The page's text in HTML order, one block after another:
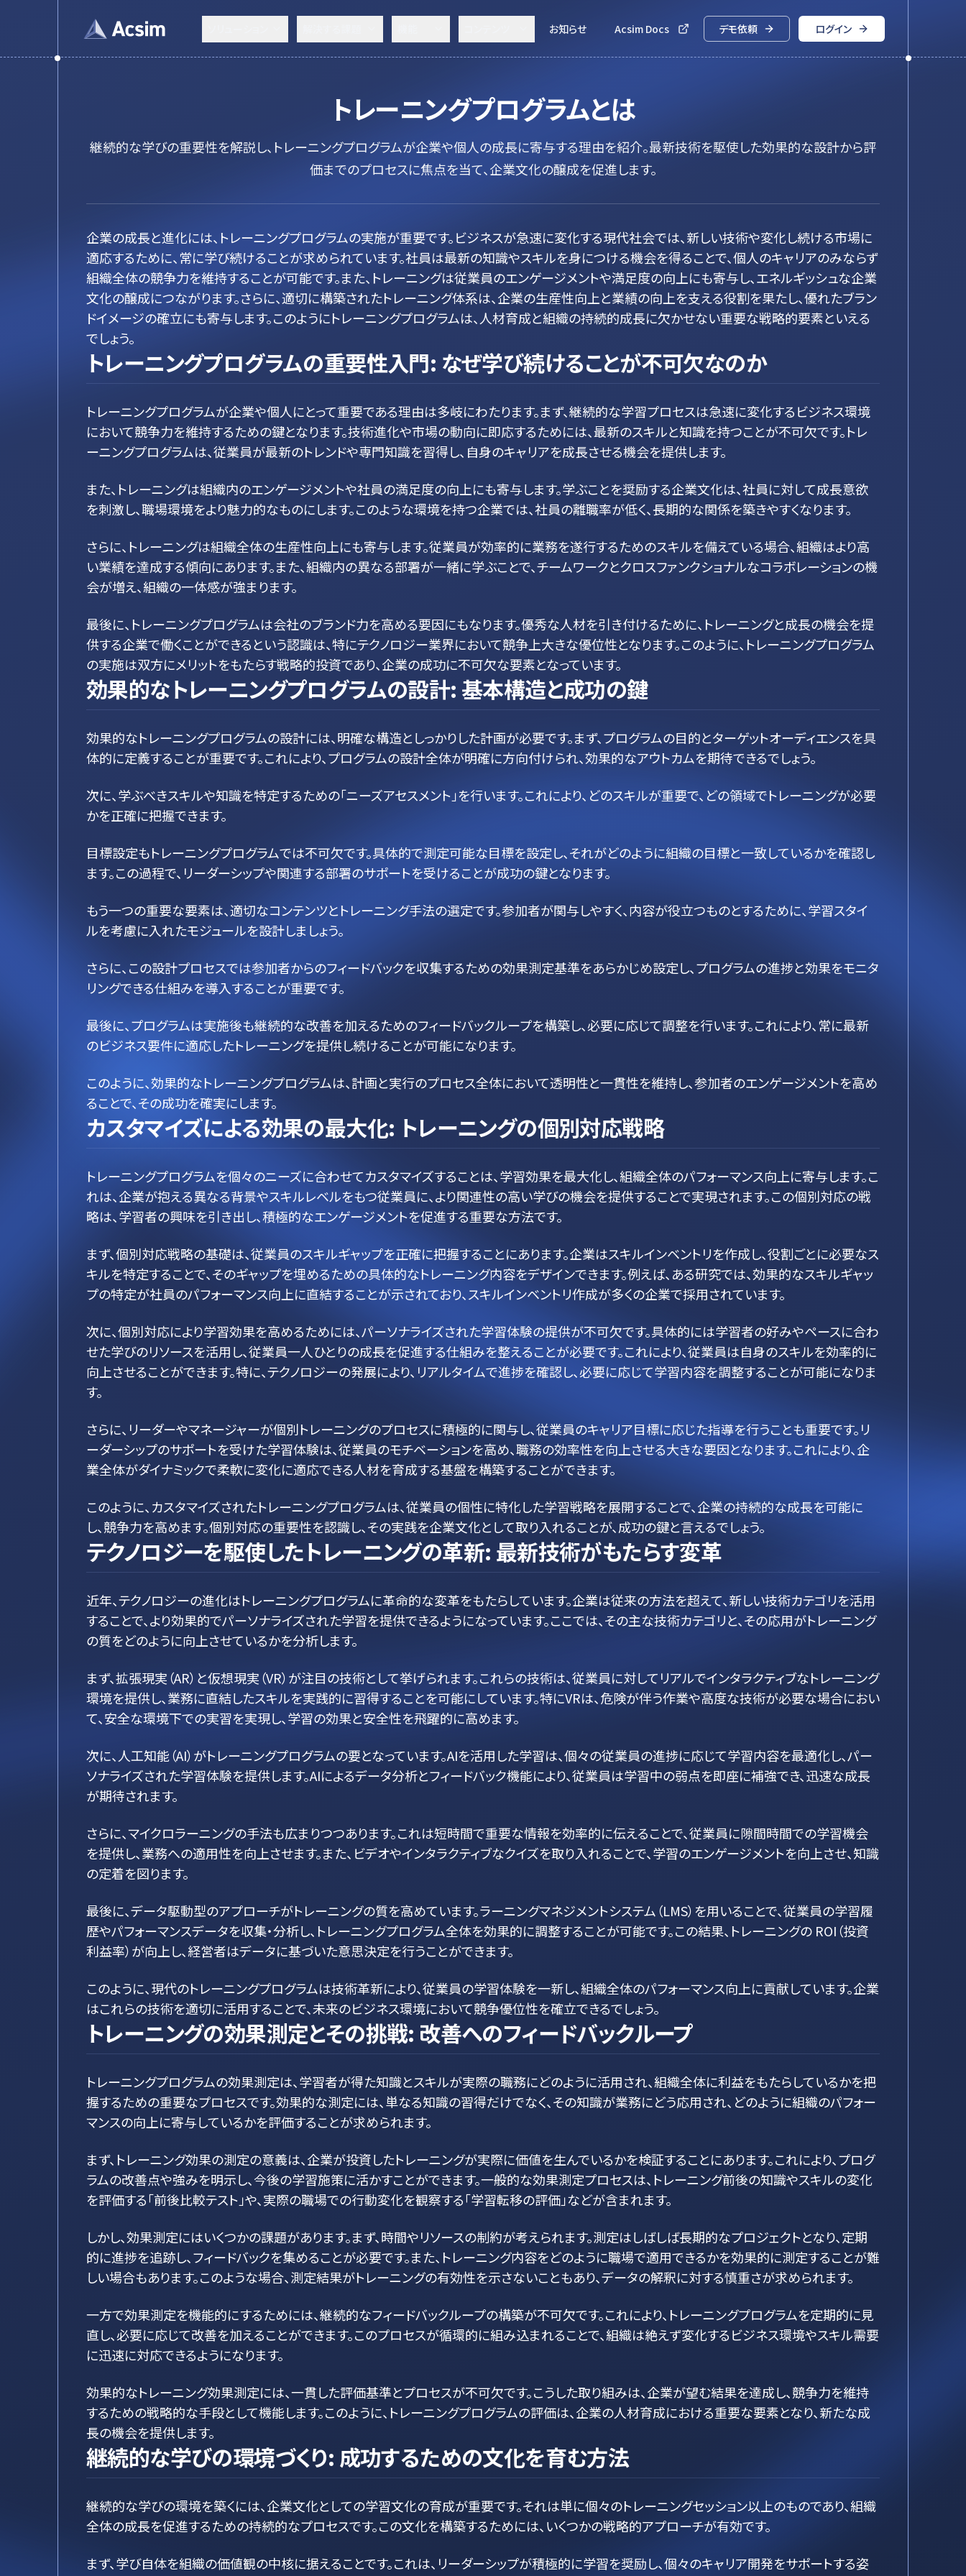
お知らせ Acsim Docs デモ依頼 ログイン
トレーニングプログラムとは
継続的な学びの重要性を解説し、トレーニングプログラムが企業や個人の成長に寄与する理由を紹介。最新技術を駆使した効果的な設計から評
価までのプロセスに焦点を当て、企業文化の醸成を促進します。
企業の成長と進化には、トレーニングプログラムの実施が重要です。ビジネスが急速に変化する現代社会では、新しい技術や変化し続ける市場に
適応するために、常に学び続けることが求められています。社員は最新の知識やスキルを身につける機会を得ることで、個人のキャリアのみならず
組織全体の競争力を維持することが可能です。また、トレーニングは従業員のエンゲージメントや満足度の向上にも寄与し、エネルギッシュな企業
文化の醸成につながります。さらに、適切に構築されたトレーニング体系は、企業の生産性向上と業績の向上を支える役割を果たし、優れたブラン
ドイメージの確立にも寄与します。このようにトレーニングプログラムは、人材育成と組織の持続的成長に欠かせない重要な戦略的要素といえる
でしょう。
トレーニングプログラムの重要性入門: なぜ学び続けることが不可欠なのか
トレーニングプログラムが企業や個人にとって重要である理由は多岐にわたります。まず、継続的な学習プロセスは急速に変化するビジネス環境
において競争力を維持するための鍵となります。技術進化や市場の動向に即応するためには、最新のスキルと知識を持つことが不可欠です。トレ
ーニングプログラムは、従業員が最新のトレンドや専門知識を習得し、自身のキャリアを成長させる機会を提供します。
また、トレーニングは組織内のエンゲージメントや社員の満足度の向上にも寄与します。学ぶことを奨励する企業文化は、社員に対して成長意欲
を刺激し、職場環境をより魅力的なものにします。このような環境を持つ企業では、社員の離職率が低く、長期的な関係を築きやすくなります。
さらに、トレーニングは組織全体の生産性向上にも寄与します。従業員が効率的に業務を遂行するためのスキルを備えている場合、組織はより高
い業績を達成する傾向にあります。また、組織内の異なる部署が一緒に学ぶことで、チームワークとクロスファンクショナルなコラボレーションの機
会が増え、組織の一体感が強まります。
最後に、トレーニングプログラムは会社のブランド力を高める要因にもなります。優秀な人材を引き付けるために、トレーニングと成長の機会を提
供する企業で働くことができるという認識は、特にテクノロジー業界において競争上大きな優位性となります。このように、トレーニングプログラム
の実施は双方にメリットをもたらす戦略的投資であり、企業の成功に不可欠な要素となっています。
効果的なトレーニングプログラムの設計: 基本構造と成功の鍵
効果的なトレーニングプログラムの設計には、明確な構造としっかりした計画が必要です。まず、プログラムの目的とターゲットオーディエンスを具
体的に定義することが重要です。これにより、プログラムの設計全体が明確に方向付けられ、効果的なアウトカムを期待できるでしょう。
次に、学ぶべきスキルや知識を特定するための「ニーズアセスメント」を行います。これにより、どのスキルが重要で、どの領域でトレーニングが必要
かを正確に把握できます。
目標設定もトレーニングプログラムでは不可欠です。具体的で測定可能な目標を設定し、それがどのように組織の目標と一致しているかを確認し
ます。この過程で、リーダーシップや関連する部署のサポートを受けることが成功の鍵となります。
もう一つの重要な要素は、適切なコンテンツとトレーニング手法の選定です。参加者が関与しやすく、内容が役立つものとするために、学習スタイ
ルを考慮に入れたモジュールを設計しましょう。
さらに、この設計プロセスでは参加者からのフィードバックを収集するための効果測定基準をあらかじめ設定し、プログラムの進捗と効果をモニタ
リングできる仕組みを導入することが重要です。
最後に、プログラムは実施後も継続的な改善を加えるためのフィードバックループを構築し、必要に応じて調整を行います。これにより、常に最新
のビジネス要件に適応したトレーニングを提供し続けることが可能になります。
このように、効果的なトレーニングプログラムは、計画と実行のプロセス全体において透明性と一貫性を維持し、参加者のエンゲージメントを高め
ることで、その成功を確実にします。
カスタマイズによる効果の最大化: トレーニングの個別対応戦略
トレーニングプログラムを個々のニーズに合わせてカスタマイズすることは、学習効果を最大化し、組織全体のパフォーマンス向上に寄与します。こ
れは、企業が抱える異なる背景やスキルレベルをもつ従業員に、より関連性の高い学びの機会を提供することで実現されます。この個別対応の戦
略は、学習者の興味を引き出し、積極的なエンゲージメントを促進する重要な方法です。
まず、個別対応戦略の基礎は、従業員のスキルギャップを正確に把握することにあります。企業はスキルインベントリを作成し、役割ごとに必要なス
キルを特定することで、そのギャップを埋めるための具体的なトレーニング内容をデザインできます。例えば、ある研究では、効果的なスキルギャッ
プの特定が社員のパフォーマンス向上に直結することが示されており、スキルインベントリ作成が多くの企業で採用されています。
次に、個別対応により学習効果を高めるためには、パーソナライズされた学習体験の提供が不可欠です。具体的には学習者の好みやペースに合わ
せた学びのリソースを活用し、従業員一人ひとりの成長を促進する仕組みを整えることが必要です。これにより、従業員は自身のスキルを効率的に
向上させることができます。特に、テクノロジーの発展により、リアルタイムで進捗を確認し、必要に応じて学習内容を調整することが可能になりま
す。
さらに、リーダーやマネージャーが個別トレーニングのプロセスに積極的に関与し、従業員のキャリア目標に応じた指導を行うことも重要です。リ
ーダーシップのサポートを受けた学習体験は、従業員のモチベーションを高め、職務の効率性を向上させる大きな要因となります。これにより、企
業全体がダイナミックで柔軟に変化に適応できる人材を育成する基盤を構築することができます。
このように、カスタマイズされたトレーニングプログラムは、従業員の個性に特化した学習戦略を展開することで、企業の持続的な成長を可能に
し、競争力を高めます。個別対応の重要性を認識し、その実践を企業文化として取り入れることが、成功の鍵と言えるでしょう。
テクノロジーを駆使したトレーニングの革新: 最新技術がもたらす変革
近年、テクノロジーの進化はトレーニングプログラムに革命的な変革をもたらしています。企業は従来の方法を超えて、新しい技術カテゴリを活用
することで、より効果的でパーソナライズされた学習を提供できるようになっています。ここでは、その主な技術カテゴリと、その応用がトレーニング
の質をどのように向上させているかを分析します。
まず、拡張現実（AR）と仮想現実（VR）が注目の技術として挙げられます。これらの技術は、従業員に対してリアルでインタラクティブなトレーニング
環境を提供し、業務に直結したスキルを実践的に習得することを可能にしています。特にVRは、危険が伴う作業や高度な技術が必要な場合におい
て、安全な環境下での実習を実現し、学習の効果と安全性を飛躍的に高めます。
次に、人工知能（AI）がトレーニングプログラムの要となっています。AIを活用した学習は、個々の従業員の進捗に応じて学習内容を最適化し、パー
ソナライズされた学習体験を提供します。AIによるデータ分析とフィードバック機能により、従業員は学習中の弱点を即座に補強でき、迅速な成長
が期待されます。
さらに、マイクロラーニングの手法も広まりつつあります。これは短時間で重要な情報を効率的に伝えることで、従業員に隙間時間での学習機会
を提供し、業務への適用性を向上させます。また、ビデオやインタラクティブなクイズを取り入れることで、学習のエンゲージメントを向上させ、知識
の定着を図ります。
最後に、データ駆動型のアプローチがトレーニングの質を高めています。ラーニングマネジメントシステム（LMS）を用いることで、従業員の学習履
歴やパフォーマンスデータを収集・分析し、トレーニングプログラム全体を効果的に調整することが可能です。この結果、トレーニングの ROI（投資
利益率）が向上し、経営者はデータに基づいた意思決定を行うことができます。
このように、現代のトレーニングプログラムは技術革新により、従業員の学習体験を一新し、組織全体のパフォーマンス向上に貢献しています。企業
はこれらの技術を適切に活用することで、未来のビジネス環境において競争優位性を確立できるでしょう。
トレーニングの効果測定とその挑戦: 改善へのフィードバックループ
トレーニングプログラムの効果測定は、学習者が得た知識とスキルが実際の職務にどのように活用され、組織全体に利益をもたらしているかを把
握するための重要なプロセスです。効果的な測定には、単なる知識の習得だけでなく、その知識が業務にどう応用され、どのように組織のパフォー
マンスの向上に寄与しているかを評価することが求められます。
まず、トレーニング効果の測定の意義は、企業が投資したトレーニングが実際に価値を生んでいるかを検証することにあります。これにより、プログ
ラムの改善点や強みを明示し、今後の学習施策に活かすことができます。一般的な効果測定プロセスは、トレーニング前後の知識やスキルの変化
を評価する「前後比較テスト」や、実際の職場での行動変化を観察する「学習転移の評価」などが含まれます。
しかし、効果測定にはいくつかの課題があります。まず、時間やリソースの制約が考えられます。測定はしばしば長期的なプロジェクトとなり、定期
的に進捗を追跡し、フィードバックを集めることが必要です。また、トレーニング内容をどのように職場で適用できるかを効果的に測定することが難
しい場合もあります。このような場合、測定結果がトレーニングの有効性を示さないこともあり、データの解釈に対する慎重さが求められます。
一方で効果測定を機能的にするためには、継続的なフィードバックループの構築が不可欠です。これにより、トレーニングプログラムを定期的に見
直し、必要に応じて改善を加えることができます。このプロセスが循環的に組み込まれることで、組織は絶えず変化するビジネス環境やスキル需要
に迅速に対応できるようになります。
効果的なトレーニング効果測定には、一貫した評価基準とプロセスが不可欠です。こうした取り組みは、企業が望む結果を達成し、競争力を維持
するための戦略的な手段として機能します。このように、トレーニングプログラムの評価は、企業の人材育成における重要な要素となり、新たな成
長の機会を提供します。
継続的な学びの環境づくり: 成功するための文化を育む方法
継続的な学びの環境を築くには、企業文化としての学習文化の育成が重要です。それは単に個々のトレーニングセッション以上のものであり、組織
全体の成長を促進するための持続的なプロセスです。この文化を構築するためには、いくつかの戦略的アプローチが有効です。
まず、学び自体を組織の価値観の中核に据えることです。これは、リーダーシップが積極的に学習を奨励し、個々のキャリア開発をサポートする姿